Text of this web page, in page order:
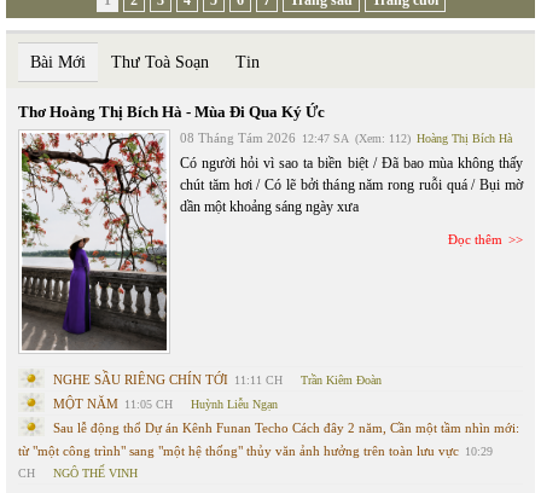
Bài Mới Thư Toà Soạn Tin
Thơ Hoàng Thị Bích Hà - Mùa Đi Qua Ký Ức
08 Tháng Tám 2026 12:47 SA (Xem: 112) Hoàng Thị Bích Hà
Có người hỏi vì sao ta biền biệt / Đã bao mùa không thấy
chút tăm hơi / Có lẽ bởi tháng năm rong ruỗi quá / Bụi mờ
dần một khoảng sáng ngày xưa
Đọc thêm
NGHE SẦU RIÊNG CHÍN TỚI 11:11 CH Trần Kiêm Đoàn
MỘT NĂM 11:05 CH Huỳnh Liễu Ngạn
Sau lễ động thổ Dự án Kênh Funan Techo Cách đây 2 năm, Cần một tầm nhìn mới:
từ "một công trình" sang "một hệ thống" thủy văn ảnh hưởng trên toàn lưu vực 10:29
CH
NGÔ THẾ VINH